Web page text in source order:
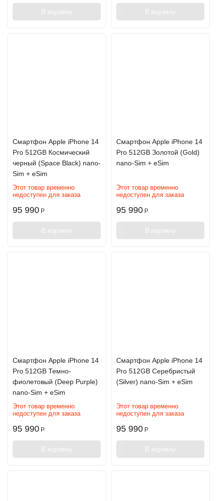
В корзину В корзину
Смартфон Apple iPhone 14
Pro 512GB Космический
черный (Space Black) nano-
Sim + eSim
Этот товар временно
недоступен для заказа
95 990 Р
В корзину
Смартфон Apple iPhone 14
Pro 512GB Золотой (Gold)
nano-Sim + eSim
Этот товар временно
недоступен для заказа
95 990 Р
В корзину
Смартфон Apple iPhone 14
Pro 512GB Темно-
фиолетовый (Deep Purple)
nano-Sim + eSim
Этот товар временно
недоступен для заказа
95 990 Р
В корзину
Смартфон Apple iPhone 14
Pro 512GB Серебристый
(Silver) nano-Sim + eSim
Этот товар временно
недоступен для заказа
95 990 Р
В корзину